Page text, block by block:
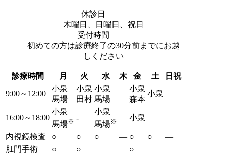
休診日
木曜日、日曜日、祝日
受付時間
初めての方は診療終了の30分前までにお越
しください
診療時間 月 火 水 木 金 土 日祝
9:00～12:00
小泉
馬場
小泉
田村
小泉
馬場
―
小泉
森本
小泉 ―
16:00～18:00
小泉
馬場※ -
小泉
馬場※ ― 小泉 ― ―
内視鏡検査 ○ ○ ○ ― ○ ○
―
肛門手術
○ ○ ― ― ○ ― ―